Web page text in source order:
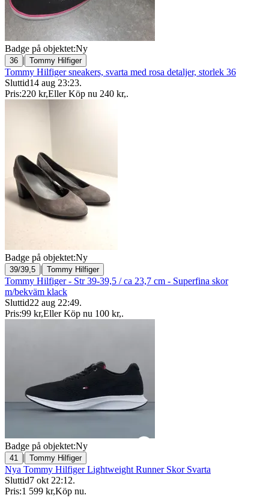
Badge på objektet:Ny
36 | Tommy Hilfiger
Tommy Hilfiger sneakers, svarta med rosa detaljer, storlek 36
Sluttid14 aug 23:23.
Pris:220 kr,Eller Köp nu 240 kr,.
Badge på objektet:Ny
39/39,5 | Tommy Hilfiger
Tommy Hilfiger - Str 39-39,5 / ca 23,7 cm - Superfina skor
m/bekväm klack
Sluttid22 aug 22:49.
Pris:99 kr,Eller Köp nu 100 kr,.
Badge på objektet:Ny
41 | Tommy Hilfiger
Nya Tommy Hilfiger Lightweight Runner Skor Svarta
Sluttid7 okt 22:12.
Pris:1 599 kr,Köp nu.